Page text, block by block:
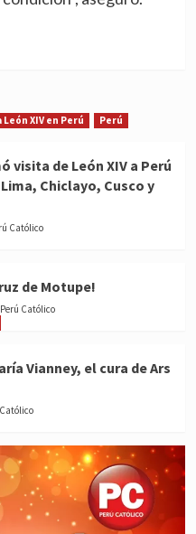
León XIV en Perú Perú
visita de León XIV a Perú
Chiclayo, Cusco y
Católico
de Motupe!
Católico
Vianney, el cura de Ars